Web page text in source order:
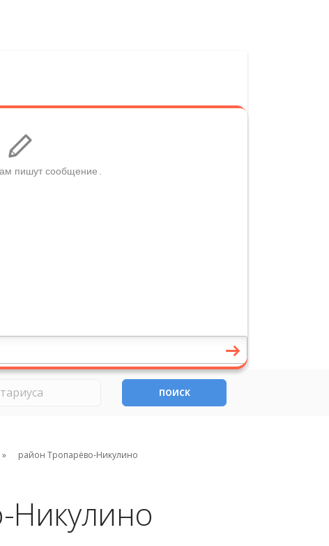
ПОИСК
район Тропарёво-Никулино
Никулино